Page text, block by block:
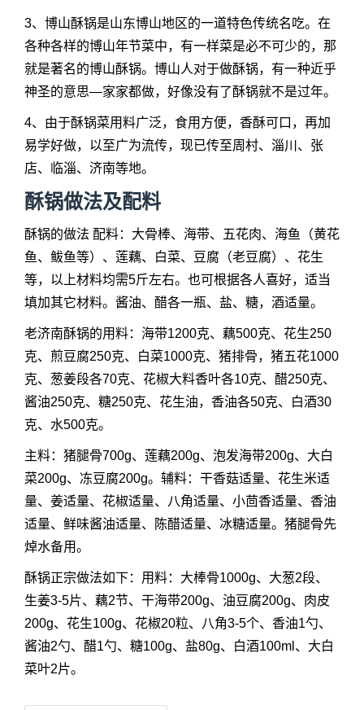
3、博山酥锅是山东博山地区的一道特色传统名吃。在
各种各样的博山年节菜中，有一样菜是必不可少的，那
就是著名的博山酥锅。博山人对于做酥锅，有一种近乎
神圣的意思—家家都做，好像没有了酥锅就不是过年。
4、由于酥锅菜用料广泛，食用方便，香酥可口，再加
易学好做，以至广为流传，现已传至周村、淄川、张
店、临淄、济南等地。
酥锅做法及配料
酥锅的做法 配料：大骨棒、海带、五花肉、海鱼（黄花
鱼、鲅鱼等）、莲藕、白菜、豆腐（老豆腐）、花生
等，以上材料均需5斤左右。也可根据各人喜好，适当
填加其它材料。酱油、醋各一瓶、盐、糖，酒适量。
老济南酥锅的用料：海带1200克、藕500克、花生250
克、煎豆腐250克、白菜1000克、猪排骨，猪五花1000
克、葱姜段各70克、花椒大料香叶各10克、醋250克、
酱油250克、糖250克、花生油，香油各50克、白酒30
克、水500克。
主料：猪腿骨700g、莲藕200g、泡发海带200g、大白
菜200g、冻豆腐200g。辅料：干香菇适量、花生米适
量、姜适量、花椒适量、八角适量、小茴香适量、香油
适量、鲜味酱油适量、陈醋适量、冰糖适量。猪腿骨先
焯水备用。
酥锅正宗做法如下：用料：大棒骨1000g、大葱2段、
生姜3-5片、藕2节、干海带200g、油豆腐200g、肉皮
200g、花生100g、花椒20粒、八角3-5个、香油1勺、
酱油2勺、醋1勺、糖100g、盐80g、白酒100ml、大白
菜叶2片。